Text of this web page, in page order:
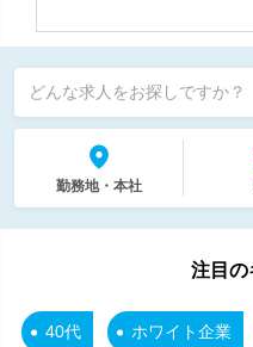
どんな求人をお探しですか？
勤務地・本社
注目の
40代 ホワイト企業